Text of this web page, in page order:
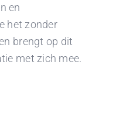
en
het zonder
brengt op dit
met zich mee.